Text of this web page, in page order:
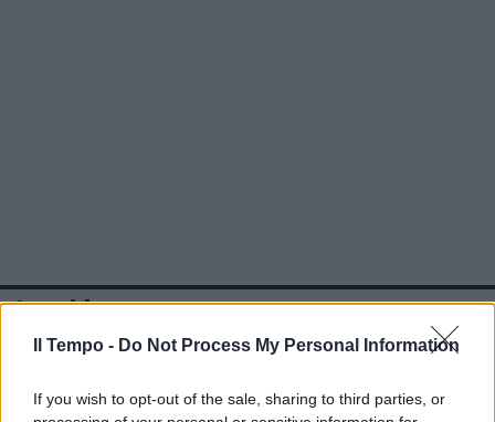
Il Tempo - Do Not Process My Personal Information
If you wish to opt-out of the sale, sharing to third parties, or
In evidenza